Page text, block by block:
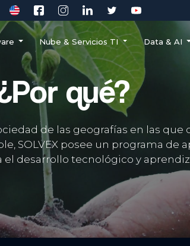
Nube & Servicios TI Data & AI
qué?
de las geografías en las
SOLVEX posee un programa de
el desarrollo tecnológico y